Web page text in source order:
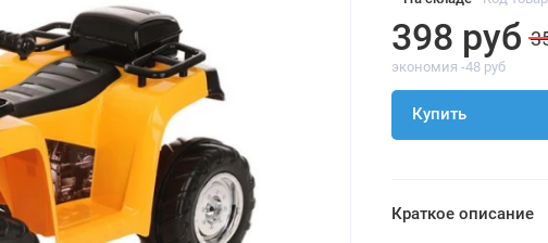
398 руб
экономия -48 руб
Купить
Краткое описание